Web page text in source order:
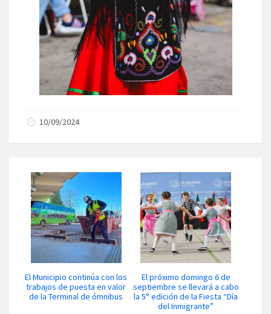
10/09/2024
El Municipio continúa con los
trabajos de puesta en valor
de la Terminal de ómnibus
El próximo domingo 6 de
septiembre se llevará a cabo
la 5° edición de la Fiesta “Día
del Inmigrante”